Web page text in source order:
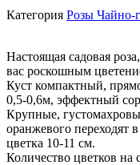
Категория Розы Чайно-
Настоящая садовая
вас роскошным
Куст компактный,
0,5-0,6м, эффектный
Крупные,
оранжевого переходят
цветка 10-11 см.
Количество цветков на